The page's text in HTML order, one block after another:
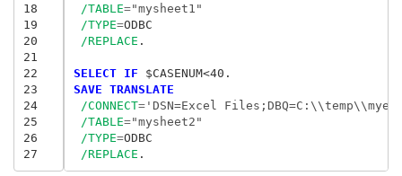
18
19
20
21
22
23
24
25
26
27
/TABLE="mysheet1"
/TYPE=ODBC
/REPLACE .
SELECT IF
SAVE TRANSLATE
/CONNECT='DSN=Excel
/TABLE="mysheet2"
/TYPE=ODBC
/REPLACE